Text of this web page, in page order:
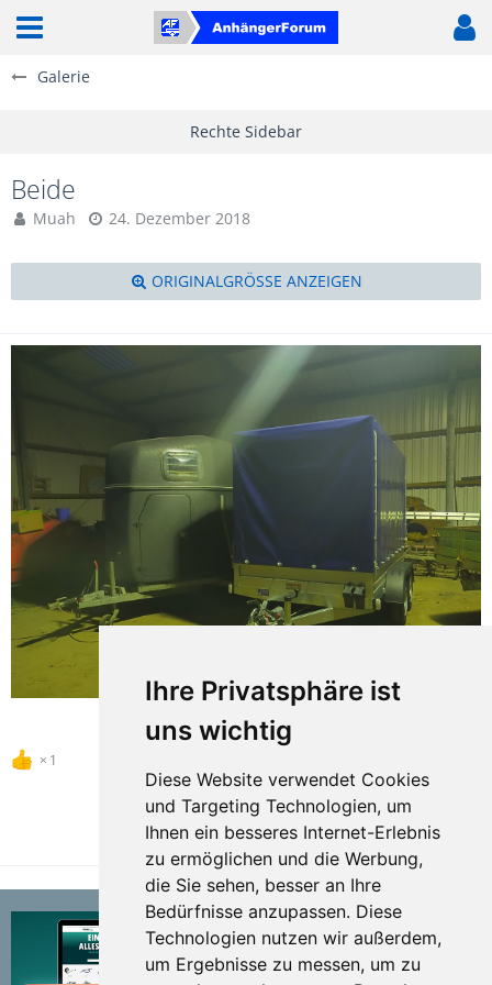
Ihre Privatsphäre ist
uns wichtig
Diese Website verwendet Cookies
und Targeting Technologien, um
Ihnen ein besseres Internet-Erlebnis
zu ermöglichen und die Werbung,
die Sie sehen, besser an Ihre
Bedürfnisse anzupassen. Diese
Technologien nutzen wir außerdem,
um Ergebnisse zu messen, um zu
Galerie
Beide
Muah 24. Dezember 2018
ORIGINALGRÖSSE ANZEIGEN
1
TEILEN